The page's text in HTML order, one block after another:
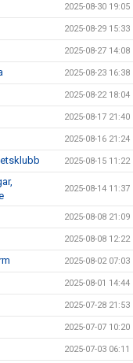
2025-08-30 19:05
2025-08-29 15:33
2025-08-27 14:08
2025-08-23 16:38
2025-08-22 18:04
2025-08-17 21:40
2025-08-16 21:24
2025-08-15 11:22
2025-08-14 11:37
2025-08-08 21:09
2025-08-08 12:22
2025-08-02 07:03
2025-08-01 14:44
2025-07-28 21:53
2025-07-07 10:20
2025-07-03 06:11